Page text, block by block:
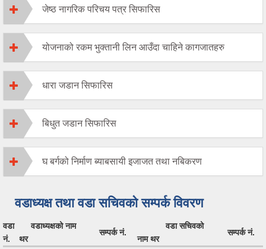
जेष्ठ नागरिक परिचय पत्र सिफारिस
योजनाको रकम भुक्तानी लिन आउँदा चाहिने कागजातहरु
धारा जडान सिफारिस
बिधुत जडान सिफारिस
घ बर्गको निर्माण ब्याबसायी इजाजत तथा नबिकरण
वडाध्यक्ष तथा वडा सचिवको सम्पर्क विवरण
वडा
नं.
वडाध्यक्षको नाम
थर
सम्पर्क नं.
वडा सचिवको
नाम थर
सम्पर्क नं.